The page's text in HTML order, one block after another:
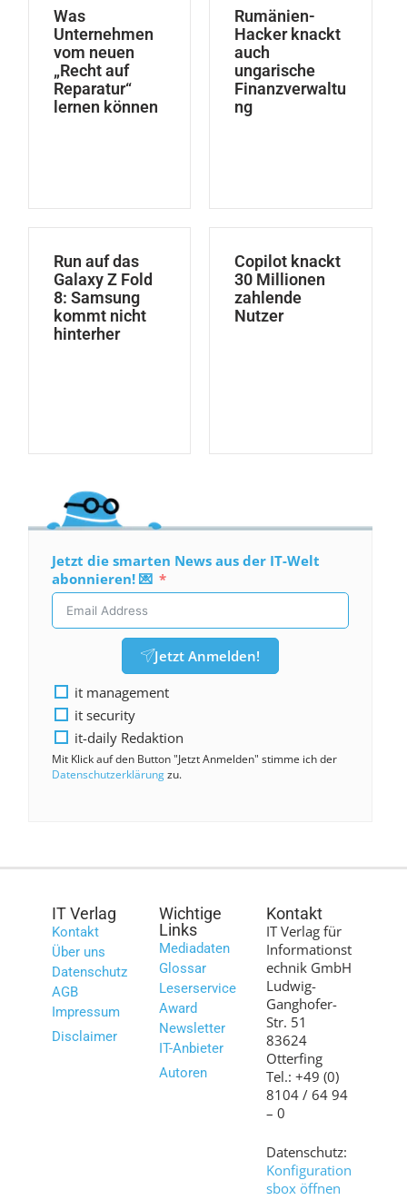
Was
Unternehmen
vom neuen
„Recht auf
Reparatur“
lernen können
Rumänien-
Hacker knackt
auch
ungarische
Finanzverwaltu
ng
Run auf das
Galaxy Z Fold
8: Samsung
kommt nicht
hinterher
Copilot knackt
30 Millionen
zahlende
Nutzer
Jetzt die smarten News aus der IT-Welt
abonnieren! 💌
Jetzt Anmelden!
it management
it security
it-daily Redaktion
Mit Klick auf den Button "Jetzt Anmelden" stimme ich der
Datenschutzerklärungzu.
IT Verlag
Kontakt
Über uns
Datenschutz
AGB
Impressum
Disclaimer
Wichtige
Links
Mediadaten
Glossar
Leserservice
Award
Newsletter
IT-Anbieter
Autoren
Kontakt
IT Verlag für
Informationst
echnik GmbH
Ludwig-
Ganghofer-
Str. 51
83624
Otterfing
Tel.: +49 (0)
8104 / 64 94
– 0
Datenschutz:
Konfiguration
sbox öffnen